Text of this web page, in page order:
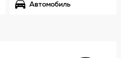
Автомобиль